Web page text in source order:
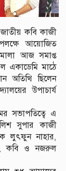
কবি কাজী
আয়োজিত
আজ সমাপ্ত
একাডেমি মাঠে
অতিথি ছিলেন
উপাচার্য
সভাপতিত্বে এ
সুপার কাজী
লুৎফুন নাহার,
কবি ও নজরুল